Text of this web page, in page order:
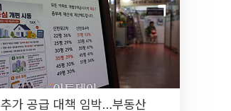
추가 공급 대책 임박…부동산